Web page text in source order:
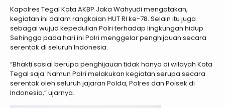
Kapolres Tegal Kota AKBP Jaka Wahyudi mengatakan,
kegiatan ini dalam rangkaian HUT RI ke-78. Selain itu juga
sebagai wujud kepedulian Polri terhadap lingkungan hidup.
Sehingga pada hari ini Polri menggelar penghijauan secara
serentak di seluruh Indonesia.
“Bhakti sosial berupa penghijauan tidak hanya di wilayah Kota
Tegal saja. Namun Polri melakukan kegiatan serupa secara
serentak oleh seluruh jajaran Polda, Polres dan Polsek di
Indonesia,” ujarnya.